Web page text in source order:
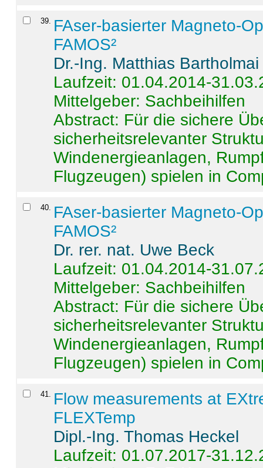
39. FAser-basierter Magneto-
FAMOS²
Dr.-Ing. Matthias Bartholmai
Laufzeit: 01.04.2014-
Mittelgeber: Sachbeihilfen
Abstract: Für die sichere
sicherheitsrelevanter
Windenergieanlagen,
Flugzeugen) spielen in
40. FAser-basierter Magneto-
FAMOS²
Dr. rer. nat. Uwe Beck
Laufzeit: 01.04.2014-
Mittelgeber: Sachbeihilfen
Abstract: Für die sichere
sicherheitsrelevanter
Windenergieanlagen,
Flugzeugen) spielen in
41. Flow measurements at
FLEXTemp
Dipl.-Ing. Thomas Heckel
Laufzeit: 01.07.2017-